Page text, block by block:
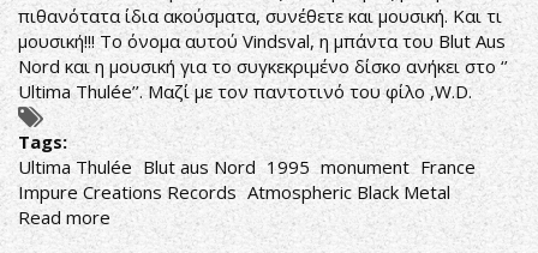
πιθανότατα ίδια ακούσματα, συνέθετε και μουσική. Και τι
μουσική!!! Το όνομα αυτού Vindsval, η μπάντα του Blut Aus
Nord και η μουσική για το συγκεκριμένο δίσκο ανήκει στο ‘’
Ultima Thulée’’. Μαζί με τον παντοτινό του φίλο ,W.D.
Tags:
Ultima Thulée Blut aus Nord 1995 monument France
Impure Creations Records Atmospheric Black Metal
Read more about
Blut